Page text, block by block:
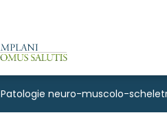
Patologie neuro-muscolo-